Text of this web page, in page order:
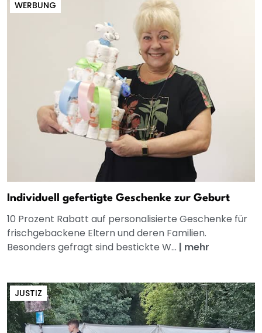
WERBUNG
Individuell gefertigte Geschenke zur Geburt
10 Prozent Rabatt auf personalisierte Geschenke für
frischgebackene Eltern und deren Familien.
Besonders gefragt sind bestickte W... | mehr
JUSTIZ